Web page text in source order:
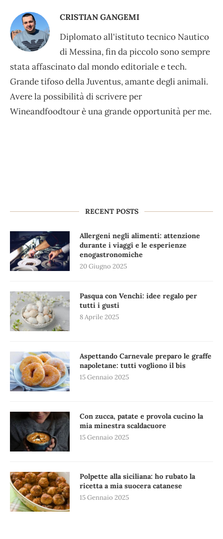
CRISTIAN GANGEMI
Diplomato all'istituto tecnico Nautico
di Messina, fin da piccolo sono sempre
stata affascinato dal mondo editoriale e tech.
Grande tifoso della Juventus, amante degli animali.
Avere la possibilità di scrivere per
Wineandfoodtour è una grande opportunità per me.
RECENT POSTS
Allergeni negli alimenti: attenzione
durante i viaggi e le esperienze
enogastronomiche
20 Giugno 2025
Pasqua con Venchi: idee regalo per
tutti i gusti
8 Aprile 2025
Aspettando Carnevale preparo le graffe
napoletane: tutti vogliono il bis
15 Gennaio 2025
Con zucca, patate e provola cucino la
mia minestra scaldacuore
15 Gennaio 2025
Polpette alla siciliana: ho rubato la
ricetta a mia suocera catanese
15 Gennaio 2025